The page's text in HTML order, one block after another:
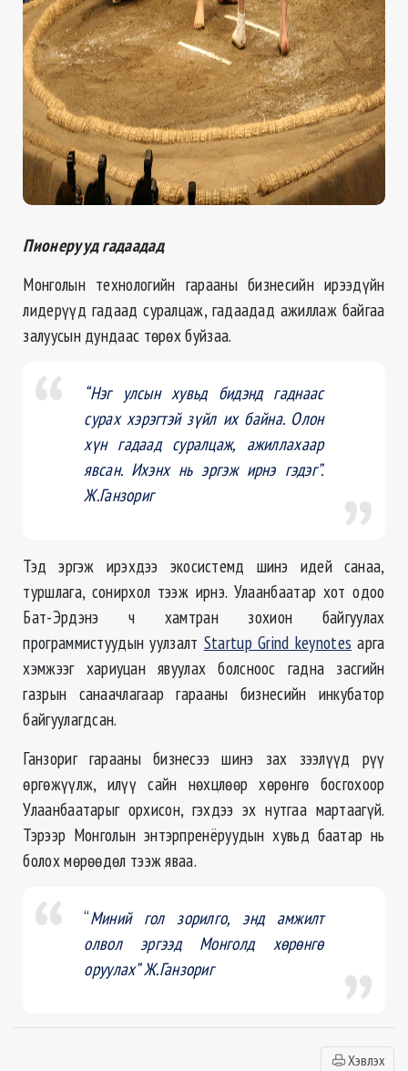
Пионерууд гадаадад
Монголын технологийн гарааны бизнесийн ирээдүйн
лидерүүд гадаад суралцаж, гадаадад ажиллаж байгаа
залуусын дундаас төрөх буйзаа.
“Нэг улсын хувьд бидэнд гаднаас
сурах хэрэгтэй зүйл их байна. Олон
хүн гадаад суралцаж, ажиллахаар
явсан. Ихэнх нь эргэж ирнэ гэдэг”.
Ж.Ганзориг
Тэд эргэж ирэхдээ экосистемд шинэ идей санаа,
туршлага, сонирхол тээж ирнэ. Улаанбаатар хот одоо
Бат-Эрдэнэ ч хамтран зохион байгуулах
программистуудын уулзалт Startup Grind keynotes арга
хэмжээг хариуцан явуулах болсноос гадна засгийн
газрын санаачлагаар гарааны бизнесийн инкубатор
байгуулагдсан.
Ганзориг гарааны бизнесээ шинэ зах зээлүүд рүү
өргөжүүлж, илүү сайн нөхцлөөр хөрөнгө босгохоор
Улаанбаатарыг орхисон, гэхдээ эх нутгаа мартаагүй.
Тэрээр Монголын энтэрпренёруудын хувьд баатар нь
болох мөрөөдөл тээж яваа.
“Миний гол зорилго, энд амжилт
олвол эргээд Монголд хөрөнгө
оруулах” Ж.Ганзориг
Хэвлэх